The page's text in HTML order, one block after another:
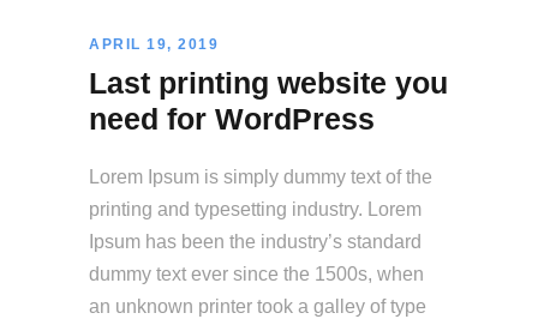
APRIL 19, 2019
Last printing website you
need for WordPress
Lorem Ipsum is simply dummy text of the
printing and typesetting industry. Lorem
Ipsum has been the industry’s standard
dummy text ever since the 1500s, when
an unknown printer took a galley of type